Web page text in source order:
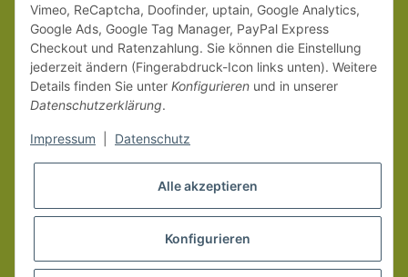
Vertrag widerrufen
Vimeo, ReCaptcha, Doofinder, uptain, Google Analytics,
Google Ads, Google Tag Manager, PayPal Express
Checkout und Ratenzahlung. Sie können die Einstellung
jederzeit ändern (Fingerabdruck-Icon links unten). Weitere
Details finden Sie unter Konfigurieren und in unserer
Datenschutzerklärung.
Impressum Datenschutz
Alle akzeptieren
Konfigurieren